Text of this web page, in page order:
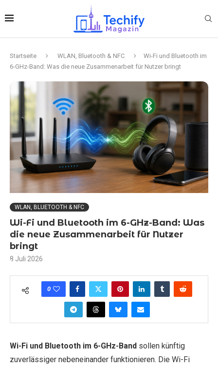
Startseite WLAN, Bluetooth & NFC
Wi-Fi und Bluetooth im
6-GHz-Band: Was die neue Zusammenarbeit für Nutzer bringt
WLAN, BLUETOOTH & NFC
Wi-Fi und Bluetooth im 6-GHz-Band: Was
die neue Zusammenarbeit für Nutzer
bringt
8 Juli 2026
0
Wi-Fi und Bluetooth im 6-GHz-Band sollen künftig
zuverlässiger nebeneinander funktionieren. Die Wi-Fi